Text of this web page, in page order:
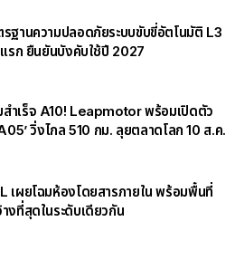
ฐานความปลอดภัยระบบขับขี่อัตโนมัติ L3
รก ยืนยันบังคับใช้ปี 2027
ำเร็จ A10! Leapmotor พร้อมเปิดตัว
วิ่งไกล 510 กม. ลุยตลาดโลก 10 ส.ค.
เผยโฉมห้องโดยสารภายใน พร้อมพื้นที่
งที่สุดในระดับเดียวกัน